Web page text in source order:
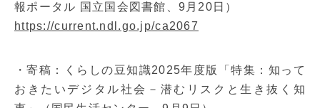
報ポータル 国立国会図書館、9月20日）
https://current.ndl.go.jp/ca2067
・寄稿：くらしの豆知識2025年度版「特集：知って
おきたいデジタル社会－潜むリスクと生き抜く知